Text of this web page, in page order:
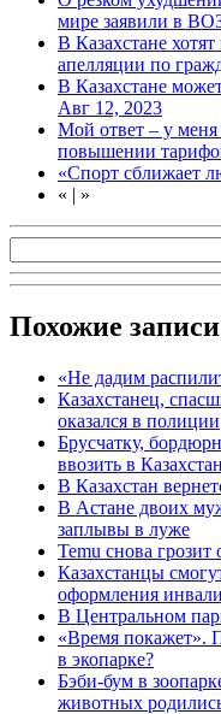
мире заявили в
В Казахстане
апелляции по
В Казахстане
Авг 12, 2023
Мой ответ – у меня
повышении
«Спорт сближает
« | »
Похожие записи
«Не дадим
Казахстанец,
оказался в полиции
Брусчатку,
ввозить в
В Казахстан
В Астане двоих
заплывы в луже
Temu снова
Казахстанцы
оформления
В Центральном
«Время покажет».
в экопарке?
Бэби-бум в
животных